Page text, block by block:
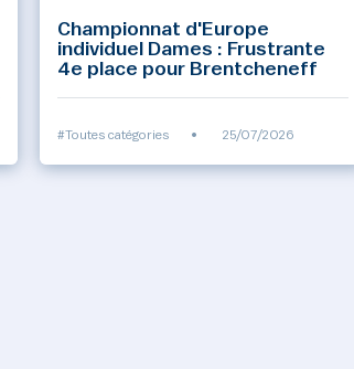
Championnat d'Europe
individuel Dames : Frustrante
4e place pour Brentcheneff
#Toutes catégories • 25/07/2026